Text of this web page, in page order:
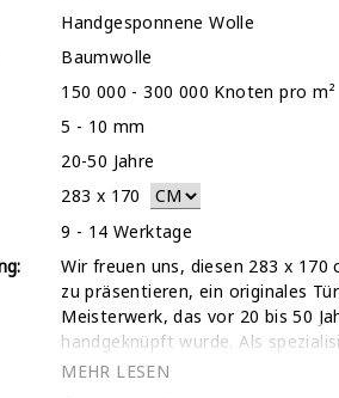
Handgesponnene Wolle
Baumwolle
150 000 - 300 000 Knoten pro m²
5 - 10 mm
20-50 Jahre
283 x 170
9 - 14 Werktage
Wir freuen uns, diesen 283 x 170
zu präsentieren, ein originales
Meisterwerk, das vor 20 bis 50
handgeknüpft wurde. Als
Geschäft mit über 30.000